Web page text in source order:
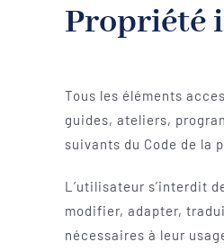
Propriété
Tous les éléments
guides, ateliers,
suivants du Code de
L’utilisateur s’interdit
modifier, adapter,
nécessaires à leur